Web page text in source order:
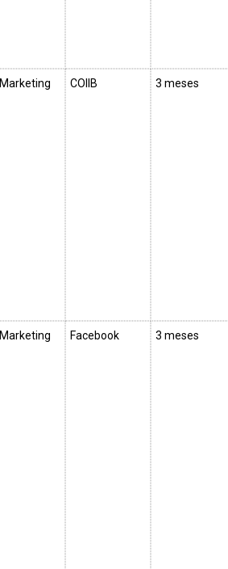
Marketing COIIB 3 meses
Marketing Facebook 3 meses